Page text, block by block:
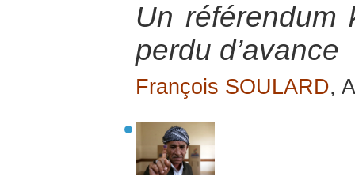
Un référendum
perdu d’avance
François SOULARD,